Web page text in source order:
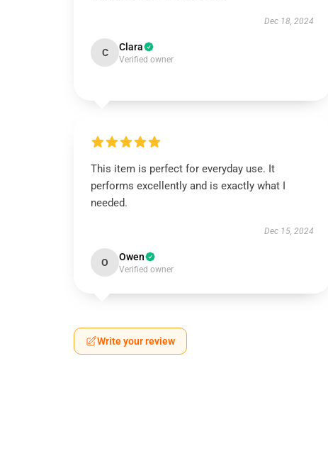
Dec 18, 2024
C Clara
Verified owner
This item is perfect for everyday use. It
performs excellently and is exactly what I
needed.
Dec 15, 2024
O Owen
Verified owner
Write your review